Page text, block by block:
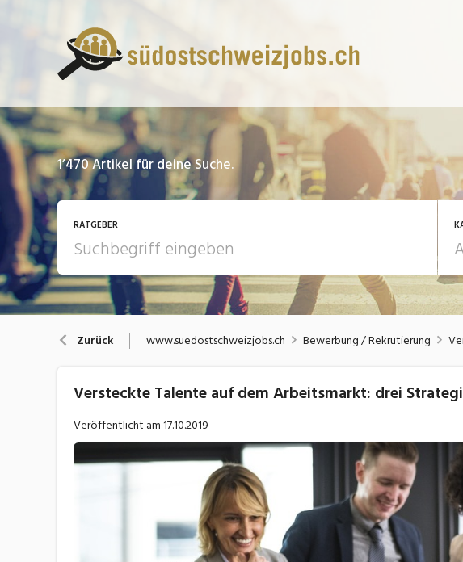
1’470Artikel für deine Suche.
RATGEBER
13 Fragen - 13 Antworten Arbeit
Bewerbung / Rekrutierung
Zurück www.suedostschweizjobs.ch Bewerbung / Rekrutierung
Versteckte Talente auf dem Arbeitsmarkt: drei
Veröffentlicht am17.10.2019